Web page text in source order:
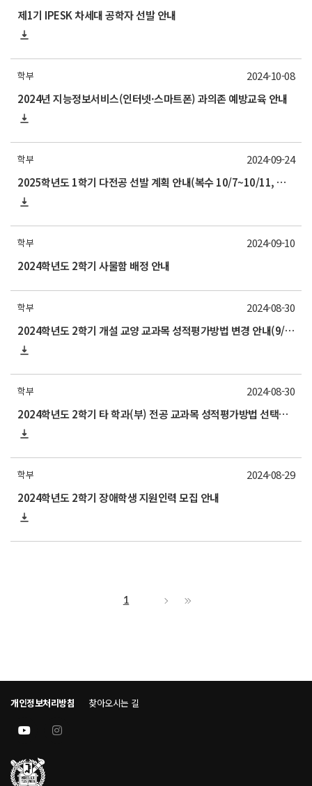
제1기 IPESK 차세대 공학자 선발 안내
학부
2024년 지능정보서비스(인터넷·스마트폰) 과의존 예방교육 안내
2024-10-08
학부
2025학년도 1학기 다전공 선발 계획 안내(복수 10/7~10/11, 부 10/28~11/1)
2024-09-24
학부
2024학년도 2학기 사물함 배정 안내
2024-09-10
학부
2024학년도 2학기 개설 교양 교과목 성적평가방법 변경 안내(9/27 금요일까지)
2024-08-30
학부
2024학년도 2학기 타 학과(부) 전공 교과목 성적평가방법 선택제 신청 안내(9/27 금요일까지)
2024-08-30
학부
2024학년도 2학기 장애학생 지원인력 모집 안내
2024-08-29
1
개인정보처리방침 찾아오시는 길